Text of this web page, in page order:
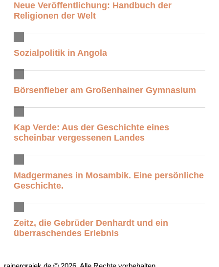
Neue Veröffentlichung: Handbuch der
Religionen der Welt
Sozialpolitik in Angola
Börsenfieber am Großenhainer Gymnasium
Kap Verde: Aus der Geschichte eines
scheinbar vergessenen Landes
Madgermanes in Mosambik. Eine persönliche
Geschichte.
Zeitz, die Gebrüder Denhardt und ein
überraschendes Erlebnis